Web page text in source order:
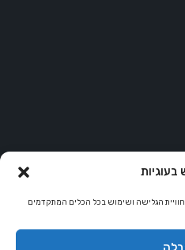
בעוגיות
הגלישה ושימוש בכל הכלים המתקדמים